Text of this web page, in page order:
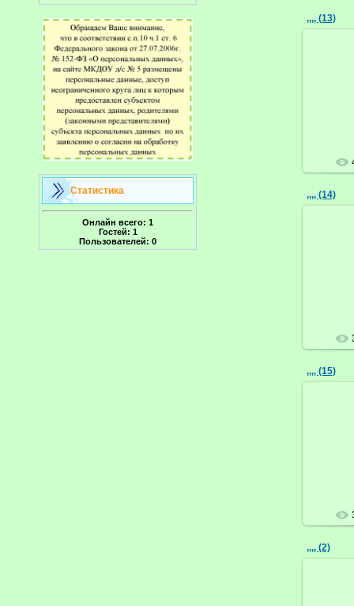
Статистика
Онлайн всего: 1
Гостей: 1
Пользователей: 0
,,,, (13)
,,,, (14)
,,,, (15)
,,,, (2)